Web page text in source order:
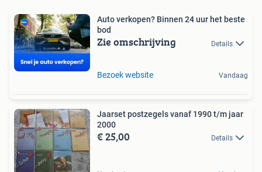
Auto verkopen? Binnen 24 uur het beste
bod
Zie omschrijving Details
Bezoek website Vandaag
Jaarset postzegels vanaf 1990 t/m jaar
2000
€ 25,00 Details